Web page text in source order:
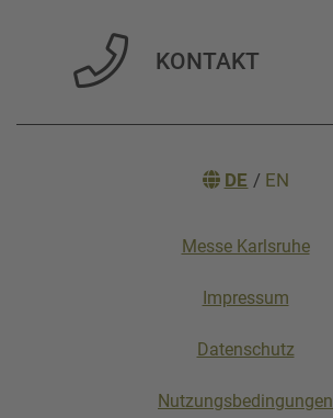
KONTAKT
DE / EN
Messe Karlsruhe
Impressum
Datenschutz
Nutzungsbedingungen